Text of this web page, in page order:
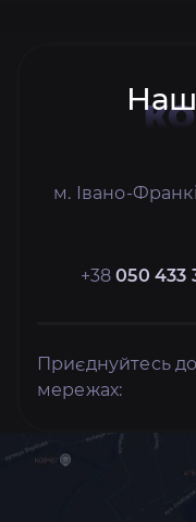
м. Івано-
+38050 433
Приєднуйтесь
мережах: